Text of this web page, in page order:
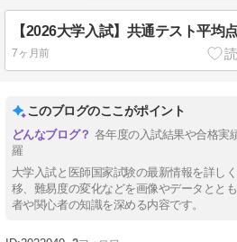
7ヶ月前
このブログのここがポイント
各年度の入試結果や合格実
羅
大学入試と医師国家試験の最新情報を詳し
移、難易度の変化などを画像やデータとと
者や関心者の知識を深める内容です。